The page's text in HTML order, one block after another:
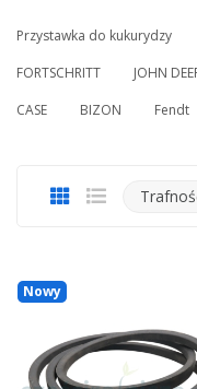
Przystawka do kukurydzy
FORTSCHRITT
JOHN
CASE
BIZON Fendt
Nowy